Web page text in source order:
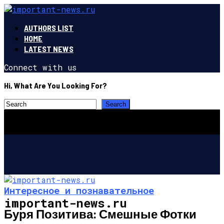
AUTHORS LIST
HOME
LATEST NEWS
Connect with us
Hi, What Are You Looking For?
important-news.ru
Интересное и познавательное
Буря Позитива: Смешные Фотки